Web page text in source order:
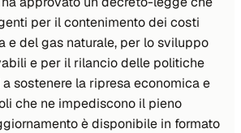
per il contenimento dei costi
e del gas naturale, per lo sviluppo
e per il rilancio delle politiche
sostenere la ripresa economica e
che ne impediscono il pieno
è disponibile in formato